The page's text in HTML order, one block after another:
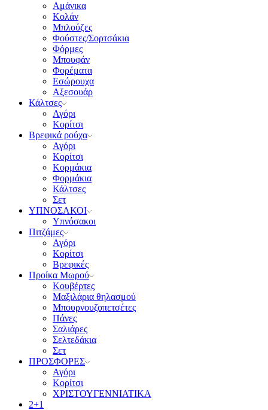
Αμάνικα
Κολάν
Μπλούζες
Φούστες/Σορτσάκια
Φόρμες
Μπουφάν
Φορέματα
Εσώρουχα
Αξεσουάρ
Κάλτσες
Αγόρι
Κορίτσι
Βρεφικά ρούχα
Αγόρι
Κορίτσι
Κορμάκια
Φορμάκια
Κάλτσες
Σετ
ΥΠΝΟΣΑΚΟΙ
Υπνόσακοι
Πιτζάμες
Αγόρι
Κορίτσι
Βρεφικές
Προίκα Μωρού
Κουβέρτες
Μαξιλάρια θηλασμού
Μπουρνουζοπετσέτες
Πάνες
Σαλιάρες
Σελτεδάκια
Σετ
ΠΡΟΣΦΟΡΕΣ
Αγόρι
Κορίτσι
ΧΡΙΣΤΟΥΓΕΝΝΙΑΤΙΚΑ
2+1